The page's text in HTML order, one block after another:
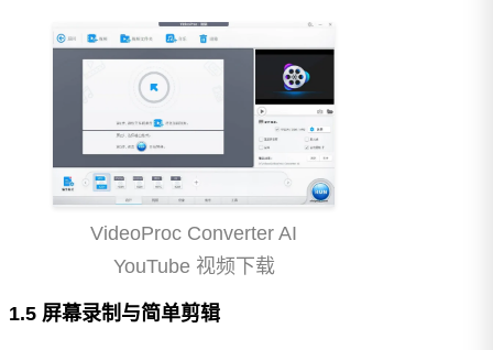
VideoProc Converter AI
YouTube 视频下载
1.5 屏幕录制与简单剪辑